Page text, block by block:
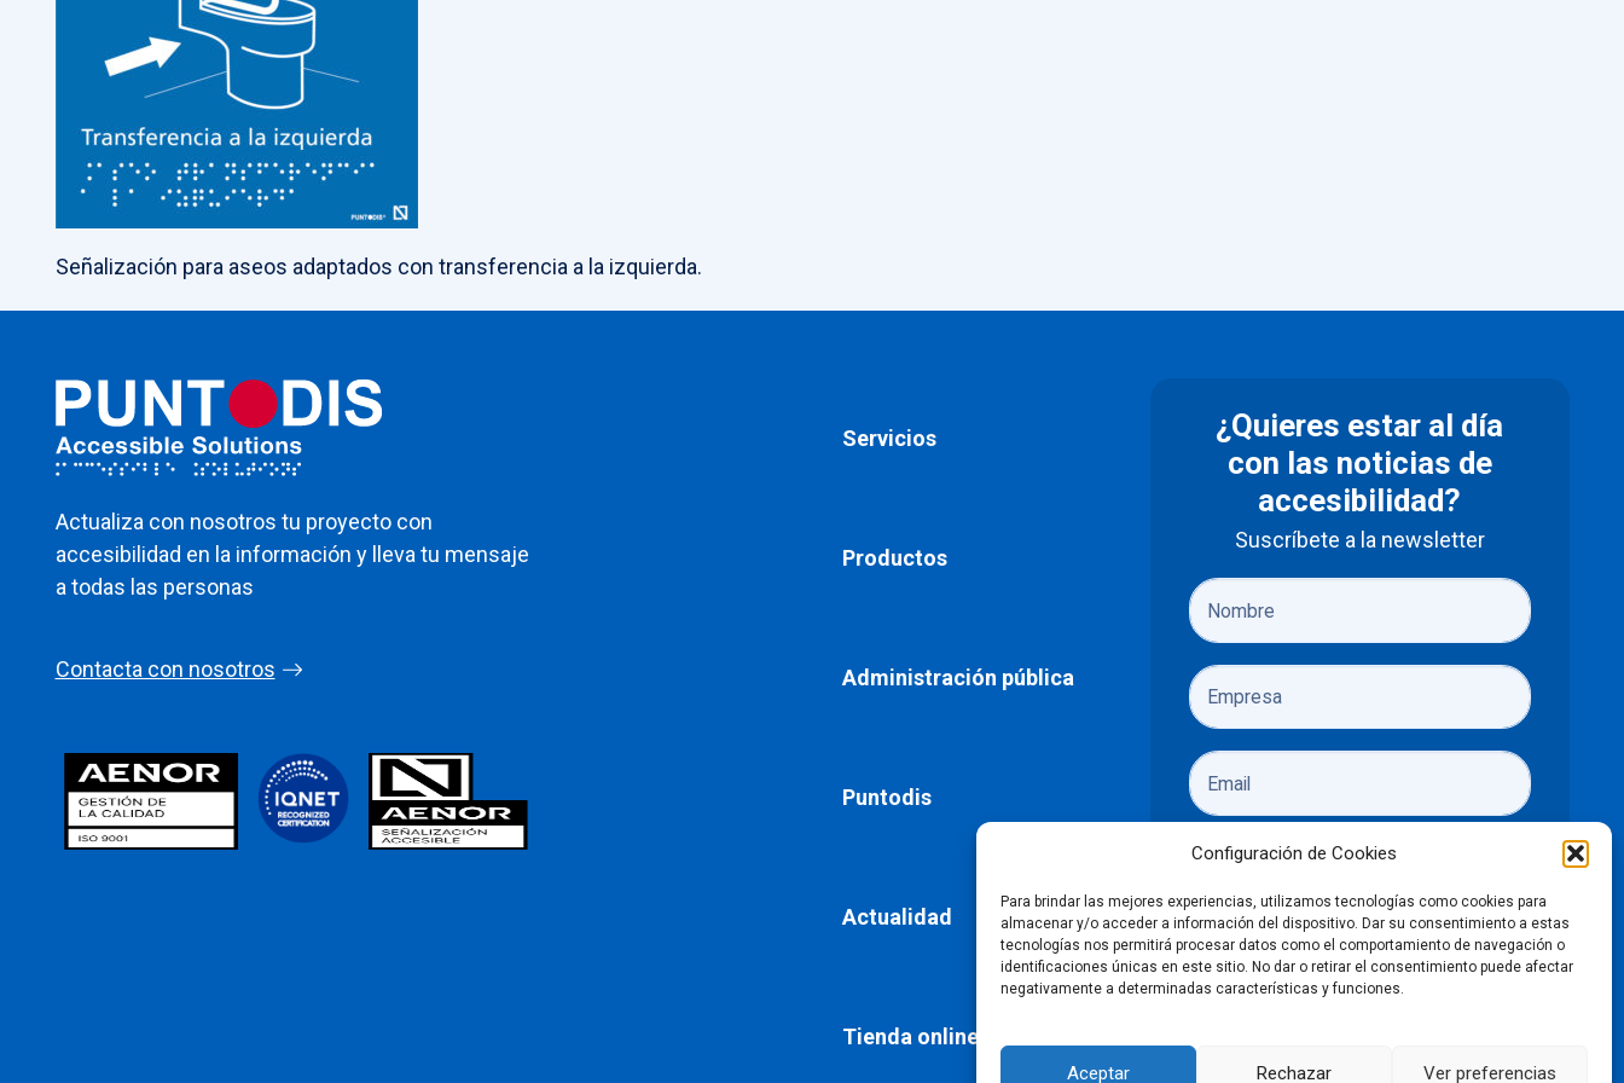
Configuración de Cookies
Para brindar las mejores experiencias, utilizamos tecnologías como cookies para
almacenar y/o acceder a información del dispositivo. Dar su consentimiento a estas
tecnologías nos permitirá procesar datos como el comportamiento de navegación o
identificaciones únicas en este sitio. No dar o retirar el consentimiento puede afectar
negativamente a determinadas características y funciones.
Aceptar Rechazar Ver preferencias
Señalización para aseos adaptados con transferencia a la izquierda.
Actualiza con nosotros tu proyecto con
accesibilidad en la información y lleva tu mensaje
a todas las personas
Contacta con nosotros
Servicios
Productos
Administración pública
Puntodis
Actualidad
Tienda online
¿Quieres estar al día
con las noticias de
accesibilidad?
Suscríbete a la newsletter
He leído y acepto laspolíticas de
privacidad